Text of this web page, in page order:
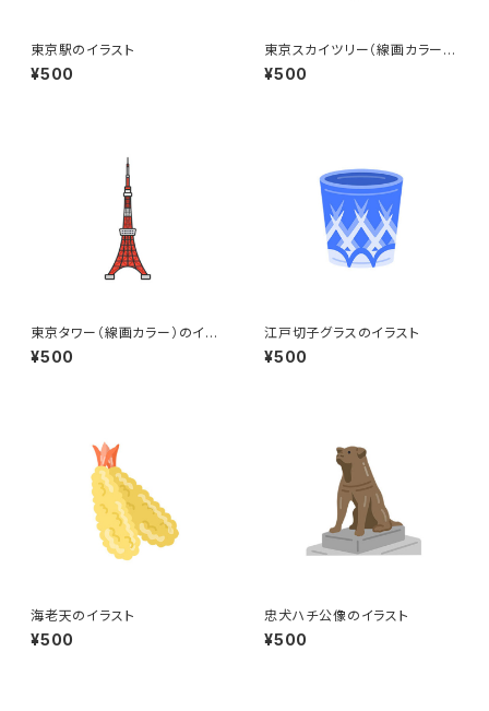
東京駅のイラスト
¥500
東京スカイツリー（線画カラー）
のイラスト
¥500
東京タワー（線画カラー）のイラ
スト
¥500
江戸切子グラスのイラスト
¥500
海老天のイラスト
¥500
忠犬ハチ公像のイラスト
¥500